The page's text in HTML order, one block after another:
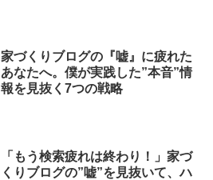
家づくりブログの『嘘』に疲れた
あなたへ。僕が実践した”本音”情
報を見抜く7つの戦略
「もう検索疲れは終わり！」家づ
くりブログの”嘘”を見抜いて、ハ